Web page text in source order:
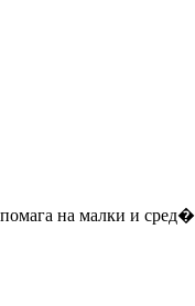
помага на малки и сред�